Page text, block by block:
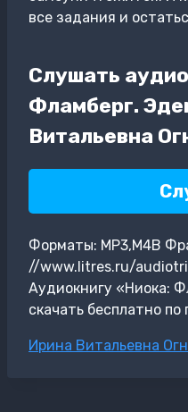
все задания и
Слушать
Фламберг.
Витальевна
Форматы: MP3,M4B
//www.litres.ru/
Аудиокнигу «Ниока:
скачать бесплатно по
Метки
Ирина Витальевна